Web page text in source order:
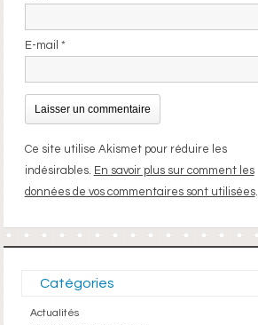
E-mail *
Ce site utilise Akismet pour réduire les
indésirables. En savoir plus sur comment les
données de vos commentaires sont utilisées.
Catégories
Actualités